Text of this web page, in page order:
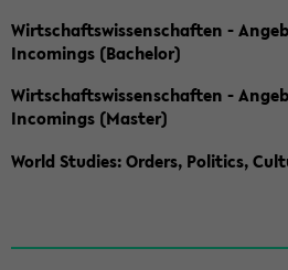
Wirtschaftswissenschaften -
Incomings (Bachelor)
Wirtschaftswissenschaften -
Incomings (Master)
World Studies: Orders, Politics,